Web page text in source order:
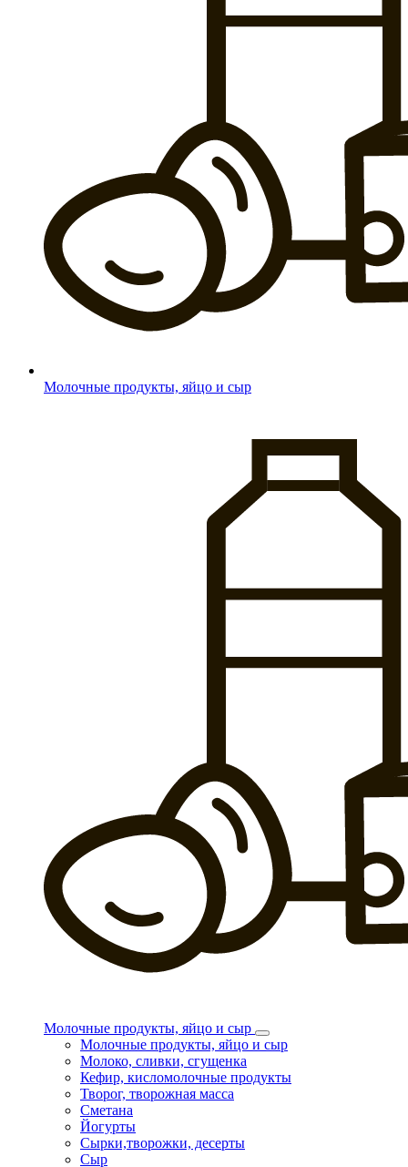
Молочные продукты, яйцо и сыр
Молочные продукты, яйцо и сыр
Молочные продукты, яйцо и сыр
Молоко, сливки, сгущенка
Кефир, кисломолочные продукты
Творог, творожная масса
Сметана
Йогурты
Сырки,творожки, десерты
Сыр